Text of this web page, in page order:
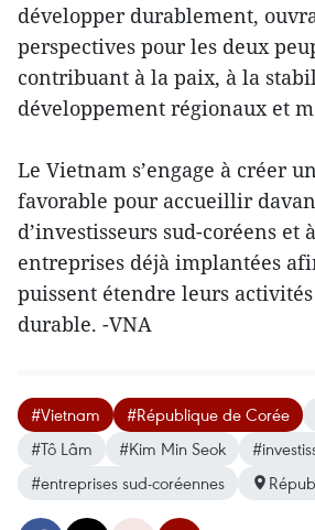
développer durablement,
perspectives pour les deux
contribuant à la paix, à la
développement régionaux et
Le Vietnam s’engage à créer
favorable pour accueillir
d’investisseurs sud-coréens et
entreprises déjà implantées
puissent étendre leurs
durable. -VNA
#Vietnam #République de Corée
#Tô Lâm
#Kim Min Seok
#entreprises sud-coréennes